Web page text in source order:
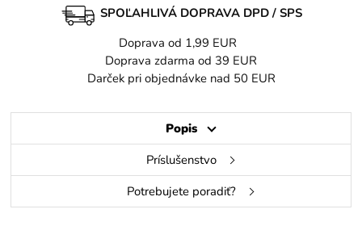
SPOĽAHLIVÁ DOPRAVA DPD / SPS
Doprava od 1,99 EUR
Doprava zdarma od 39 EUR
Darček pri objednávke nad 50 EUR
Popis
Príslušenstvo
Potrebujete poradiť?